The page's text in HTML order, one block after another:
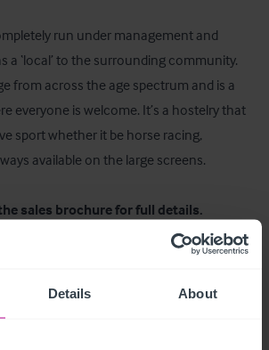
Details About
run under management and
a ‘local’ to the surrounding community.
from across the age spectrum and is a
everyone is welcome. It’s a hostelry that
sport whether it be horse racing,
available on the large screens.
sales brochure for full details.